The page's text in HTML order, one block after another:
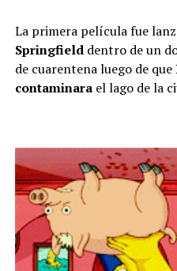
La primera película fue
Springfielddentro de un
de cuarentena luego de que
contaminarael lago de la